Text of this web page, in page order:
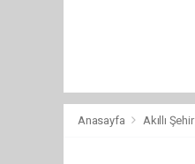
Anasayfa Akıllı Şehir